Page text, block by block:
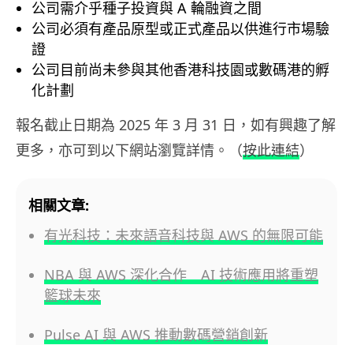
公司需介乎種子投資與 A 輪融資之間
公司必須有產品原型或正式產品以供進行市場驗
證
公司目前尚未參與其他香港科技園或數碼港的孵
化計劃
報名截止日期為 2025 年 3 月 31 日，如有興趣了解
更多，亦可到以下網站瀏覽詳情。（按此連結）
相關文章:
有光科技：未來語音科技與 AWS 的無限可能
NBA 與 AWS 深化合作 AI 技術應用將重塑
籃球未來
Pulse AI 與 AWS 推動數碼營銷創新